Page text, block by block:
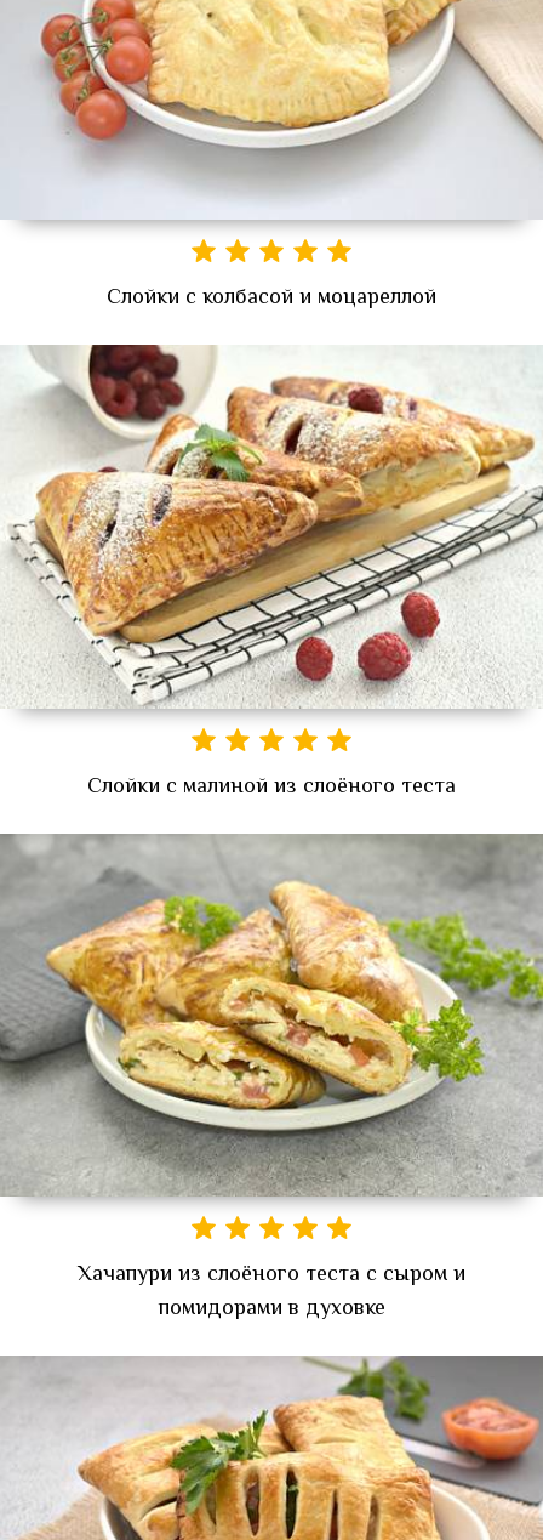
Слойки с колбасой и моцареллой
Слойки с малиной из слоёного теста
Хачапури из слоёного теста с сыром и
помидорами в духовке